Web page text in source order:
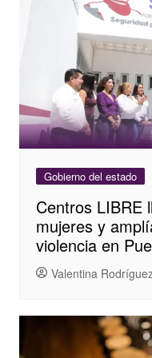
Gobierno del estado
Centros LIBRE
mujeres y
violencia en
Valentina